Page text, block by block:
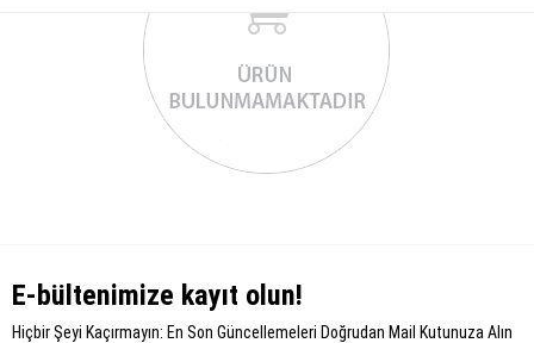
E-bültenimize kayıt olun!
Hiçbir Şeyi Kaçırmayın: En Son Güncellemeleri Doğrudan Mail Kutunuza Alın